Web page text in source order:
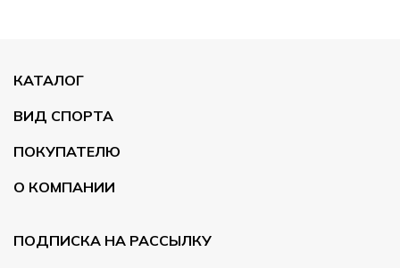
КАТАЛОГ
ВИД СПОРТА
ПОКУПАТЕЛЮ
О КОМПАНИИ
ПОДПИСКА НА РАССЫЛКУ